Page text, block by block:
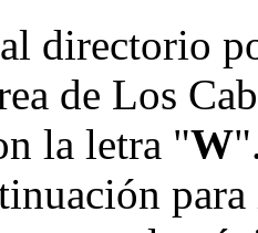
directorio
de Los
la letra "W